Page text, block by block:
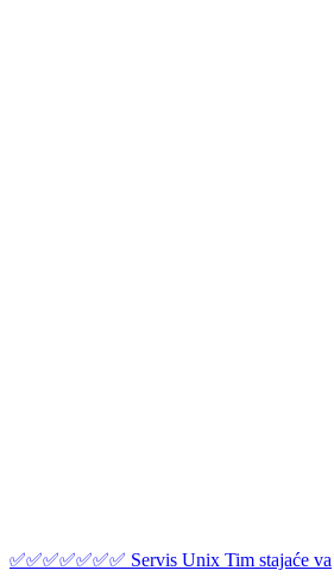
✅✅✅✅✅✅✅ Servis Unix Tim stajaće va